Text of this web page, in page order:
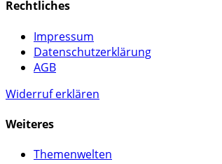
Rechtliches
Impressum
Datenschutzerklärung
AGB
Widerruf erklären
Weiteres
Themenwelten